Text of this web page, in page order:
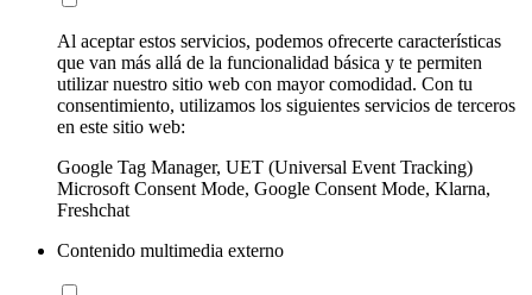
Al aceptar estos servicios, podemos ofrecerte características
que van más allá de la funcionalidad básica y te permiten
utilizar nuestro sitio web con mayor comodidad. Con tu
consentimiento, utilizamos los siguientes servicios de terceros
en este sitio web:
Google Tag Manager, UET (Universal Event Tracking)
Microsoft Consent Mode, Google Consent Mode, Klarna,
Freshchat
Contenido multimedia externo